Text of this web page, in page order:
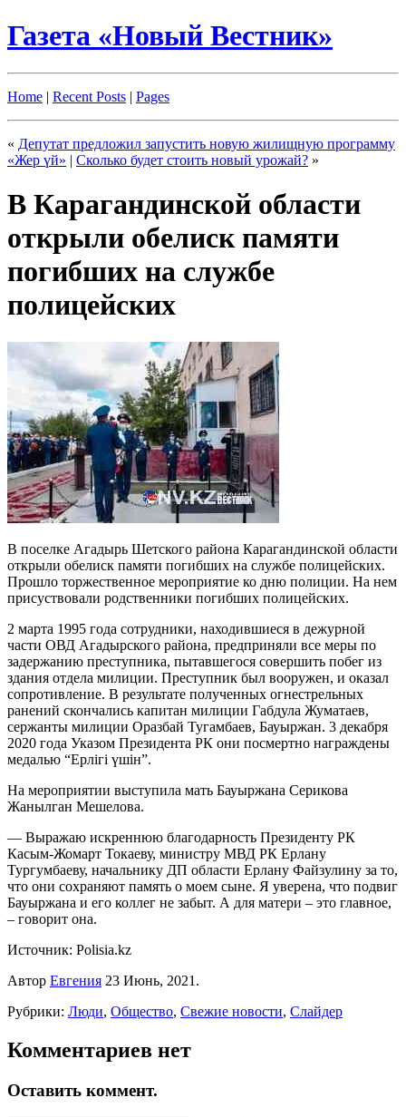
Газета «Новый Вестник»
Home | Recent Posts | Pages
« Депутат предложил запустить новую жилищную программу
«Жер үй» | Сколько будет стоить новый урожай? »
В Карагандинской области
открыли обелиск памяти
погибших на службе
полицейских
В поселке Агадырь Шетского района Карагандинской области
открыли обелиск памяти погибших на службе полицейских.
Прошло торжественное мероприятие ко дню полиции. На нем
присуствовали родственники погибших полицейских.
2 марта 1995 года сотрудники, находившиеся в дежурной
части ОВД Агадырского района, предприняли все меры по
задержанию преступника, пытавшегося совершить побег из
здания отдела милиции. Преступник был вооружен, и оказал
сопротивление. В результате полученных огнестрельных
ранений скончались капитан милиции Габдула Жуматаев,
сержанты милиции Оразбай Тугамбаев, Бауыржан. 3 декабря
2020 года Указом Президента РК они посмертно награждены
медалью “Ерлігі үшін”.
На мероприятии выступила мать Бауыржана Серикова
Жанылган Мешелова.
— Выражаю искреннюю благодарность Президенту РК
Касым-Жомарт Токаеву, министру МВД РК Ерлану
Тургумбаеву, начальнику ДП области Ерлану Файзулину за то,
что они сохраняют память о моем сыне. Я уверена, что подвиг
Бауыржана и его коллег не забыт. А для матери – это главное,
– говорит она.
Источник: Polisia.kz
Автор Евгения 23 Июнь, 2021.
Рубрики: Люди, Общество, Свежие новости, Слайдер
Комментариев нет
Оставить коммент.